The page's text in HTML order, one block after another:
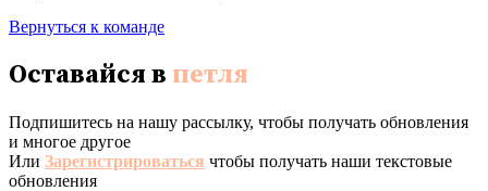
Вернуться к команде
Оставайся в петля
Подпишитесь на нашу рассылку, чтобы получать обновления
и многое другое
Или Зарегистрироваться чтобы получать наши текстовые
обновления